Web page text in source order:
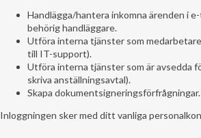
Handlägga/hantera inkomna ärenden i
behörig handläggare.
Utföra interna tjänster som
till IT-support).
Utföra interna tjänster som är avsedda
skriva anställningsavtal).
Skapa dokumentsigneringsförfrågningar.
Inloggningen sker med ditt vanliga